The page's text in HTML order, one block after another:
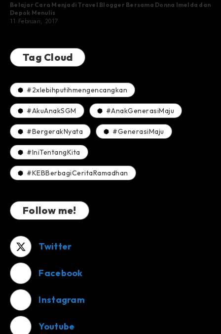
Belajar Cara Menjadi Travel Blogger Bersama Donna Imelda dan
Depok Menulis
11 Februari, 2017
Tag Cloud
#2xlebihputihmengencangkan
#AkuAnakSGM #AnakGenerasiMaju
#BergerakNyata #GenerasiMaju
#IniTentangKita
#KEBBerbagiCeritaRamadhan
Follow me!
Twitter
Facebook
Instagram
Youtube